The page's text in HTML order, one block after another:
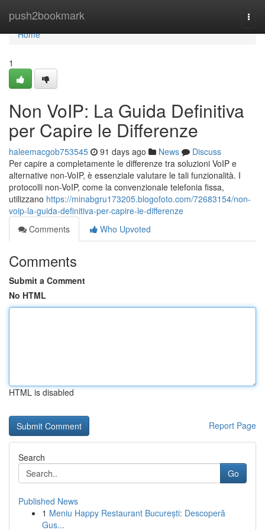
push2bookmark
Home
Home
1
Non VoIP: La Guida Definitiva
per Capire le Differenze
haleemacgob753545 91 days ago News
Discuss
Per capire a completamente le differenze tra soluzioni VoIP e
alternative non-VoIP, è essenziale valutare le tali funzionalità. I
protocolli non-VoIP, come la convenzionale telefonia fissa,
utilizzano https://minabgru173205.blogofoto.com/72683154/non-
voip-la-guida-definitiva-per-capire-le-differenze
Comments
Who Upvoted
Comments
Submit a Comment
No HTML
HTML is disabled
Report Page
Search
Go
Published News
1 Meniu Happy Restaurant București: Descoperă
Gus...